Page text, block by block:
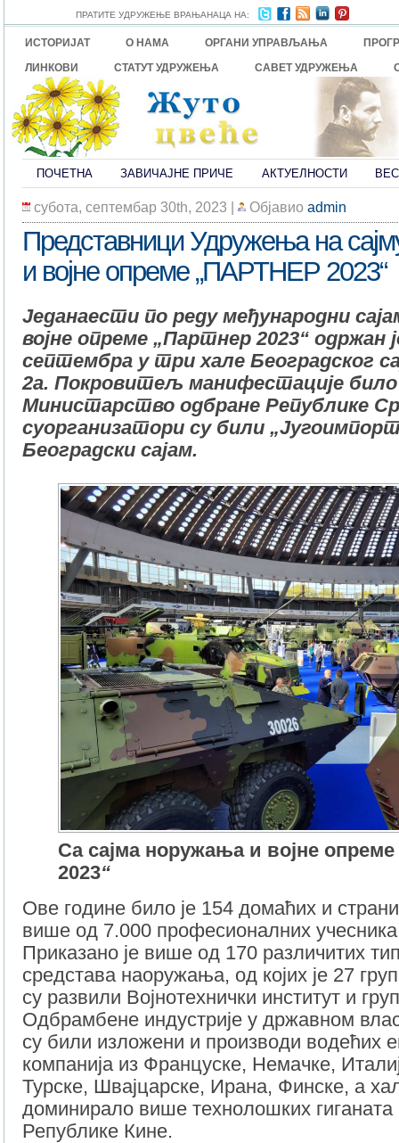
ПРАТИТЕ УДРУЖЕЊЕ ВРАЊАНАЦА НА:
ИСТОРИЈАТ О НАМА ОРГАНИ УПРАВЉАЊА
ЛИНКОВИ
СТАТУТ УДРУЖЕЊА САВЕТ УДРУЖЕЊА
ПОЧЕТНА ЗАВИЧАЈНЕ ПРИЧЕ АКТУЕЛНОСТИ
субота, септембар 30th, 2023 | Објавио admin
Представници Удружења на
и војне опреме „ПАРТНЕР 2023“
Једанаести по реду међународни
војне опреме „Партнер 2023“ одржан
септембра у три хале Београдског
2а. Покровитељ манифестације било
Министарство одбране Републике
суорганизатори су били
Београдски сајам.
Са сајма норужања и војне
2023“
Ове године било је 154 домаћих и
више од 7.000 професионалних
Приказано је више од 170 различитих
средстава наоружања, од којих је 27
су развили Војнотехнички институт и
Одбрамбене индустрије у државном
су били изложени и производи водећих
компанија из Француске, Немачке,
Турске, Швајцарске, Ирана, Финске, а
доминирало више технолошких
Републике Кине.